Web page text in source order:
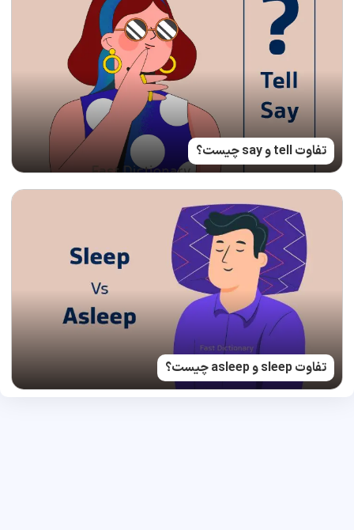
تفاوت tell و say چیست؟
تفاوت sleep و asleep چیست؟